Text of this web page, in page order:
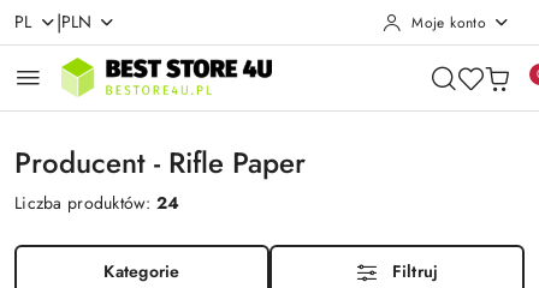
Przejdź do treści głównej
Przejdź do wyszukiwarki
Przejdź do moje konto
Przejdź do menu głównego
Przejdź do stopki
PL |PLN Moje konto
Producent - Rifle Paper
Liczba produktów:24
Kategorie Filtruj